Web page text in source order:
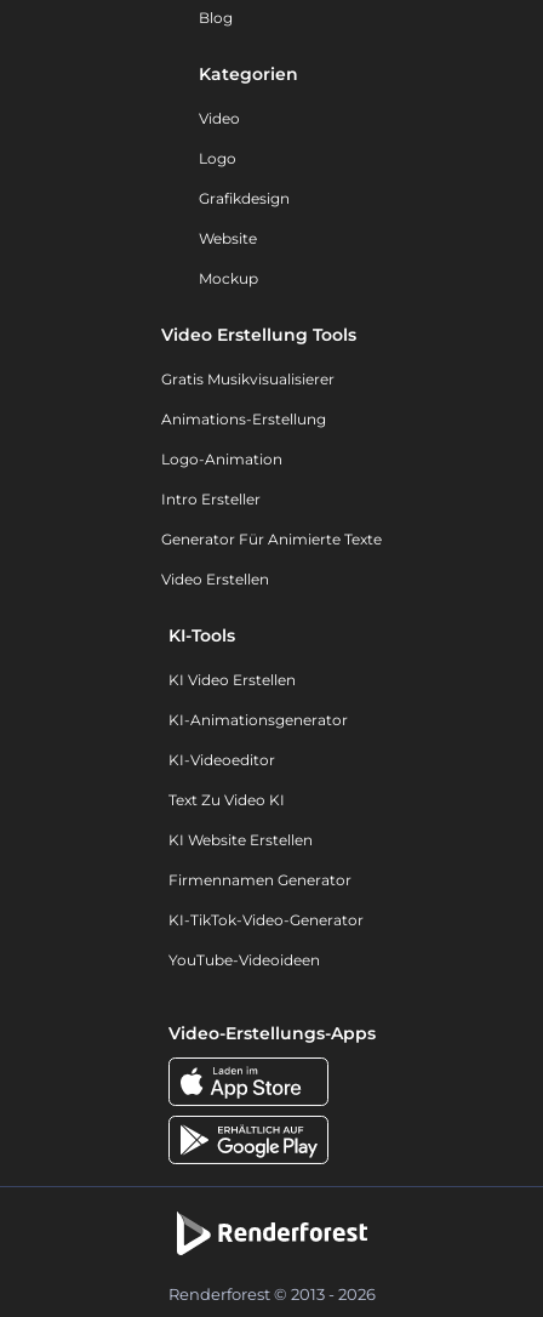
Blog
Kategorien
Video
Logo
Grafikdesign
Website
Mockup
Video Erstellung Tools
Gratis Musikvisualisierer
Animations-Erstellung
Logo-Animation
Intro Ersteller
Generator Für Animierte Texte
Video Erstellen
KI-Tools
KI Video Erstellen
KI-Animationsgenerator
KI-Videoeditor
Text Zu Video KI
KI Website Erstellen
Firmennamen Generator
KI-TikTok-Video-Generator
YouTube-Videoideen
Video-Erstellungs-Apps
Renderforest © 2013 - 2026